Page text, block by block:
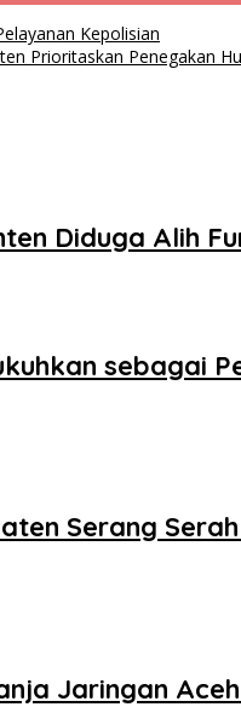
Kepolisian
Prioritaskan Penegakan
Diduga Alih
sebagai
Serang
Jaringan